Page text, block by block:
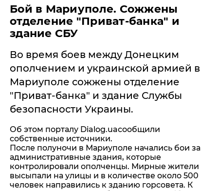
Бой в Мариуполе. Сожжены
отделение "Приват-банка" и
здание СБУ
Во время боев между Донецким
ополчением и украинской армией в
Мариуполе сожжены отделение
"Приват-банка" и здание Службы
безопасности Украины.
Об этом порталу Dialog.uaсообщили
собственные источники.
После полуночи в Мариуполе начались бои за
административные здания, которые
контролировали ополченцы. Мирные жители
высыпали на улицы и в количестве около 500
человек направились к зданию горсовета. К